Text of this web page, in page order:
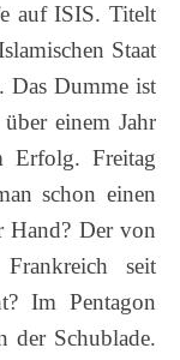
auf ISIS. Titelt
Staat
Das Dumme ist
einem Jahr
Erfolg. Freitag
schon einen
Hand? Der von
seit
Im Pentagon
der Schublade.